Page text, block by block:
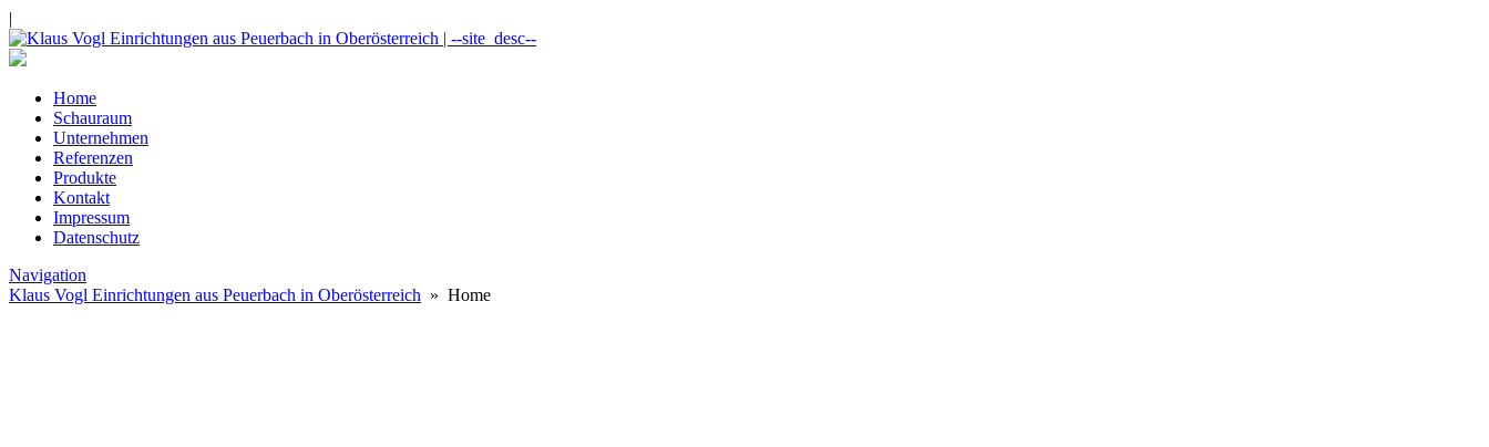
|
Home
Schauraum
Unternehmen
Referenzen
Produkte
Kontakt
Impressum
Datenschutz
Navigation
Klaus Vogl Einrichtungen aus Peuerbach in Oberösterreich » Home